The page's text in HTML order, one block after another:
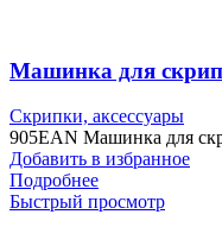
Машинка для
Скрипки, аксессуары
905EAN Машинка для
Добавить в избранное
Подробнее
Быстрый просмотр